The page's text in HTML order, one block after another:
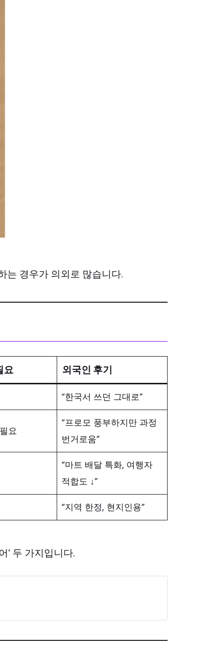
는 경우가 의외로 많습니다.
요 외국인 후기
“한국서 쓰던 그대로”
요
“프로모 풍부하지만 과정
번거로움”
“마트 배달 특화, 여행자
적합도 ↓”
“지역 한정, 현지인용”
’ 두 가지입니다.